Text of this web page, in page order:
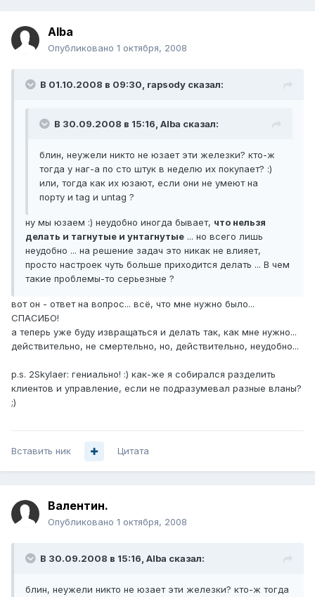
Alba
Опубликовано 1 октября, 2008
В 01.10.2008 в 09:30, rapsody сказал:
В 30.09.2008 в 15:16, Alba сказал:
блин, неужели никто не юзает эти железки? кто-ж
тогда у наг-а по сто штук в неделю их покупает? :)
или, тогда как их юзают, если они не умеют на
порту и tag и untag ?
ну мы юзаем :) неудобно иногда бывает, что нельзя
делать и тагнутые и унтагнутые ... но всего лишь
неудобно ... на решение задач это никак не влияет,
просто настроек чуть больше приходится делать ... В чем
такие проблемы-то серьезные ?
вот он - ответ на вопрос... всё, что мне нужно было...
СПАСИБО!
а теперь уже буду извращаться и делать так, как мне нужно...
действительно, не смертельно, но, действительно, неудобно...
p.s. 2Skylaer: гениально! :) как-же я собирался разделить
клиентов и управление, если не подразумевал разные вланы?
;)
Вставить ник Цитата
Валентин.
Опубликовано 1 октября, 2008
В 30.09.2008 в 15:16, Alba сказал:
блин, неужели никто не юзает эти железки? кто-ж тогда